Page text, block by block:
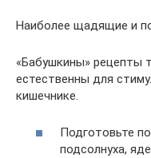
Наиболее щадящие и
«Бабушкины» рецепты
естественны для
кишечнике.
Подготовьте
подсолнуха,